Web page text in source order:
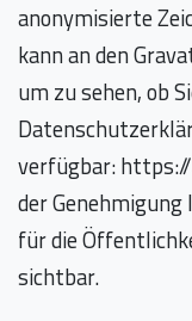
anonymisierte
kann an den
um zu sehen, ob
verfügbar:
der
für die
sichtbar.